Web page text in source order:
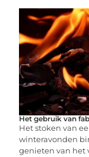
Het gebruik van
Het stoken van
winteravonden
genieten van het